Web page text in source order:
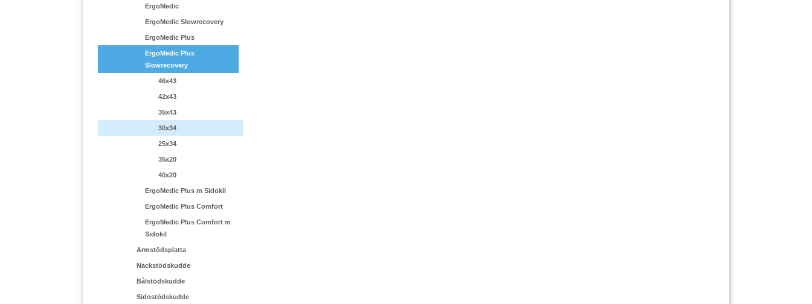
ErgoMedic
ErgoMedic Slowrecovery
ErgoMedic Plus
ErgoMedic Plus
Slowrecovery
46x43
42x43
35x43
30x34
25x34
35x20
40x20
ErgoMedic Plus m Sidokil
ErgoMedic Plus Comfort
ErgoMedic Plus Comfort m
Sidokil
Armstödsplatta
Nackstödskudde
Bålstödskudde
Sidostödskudde